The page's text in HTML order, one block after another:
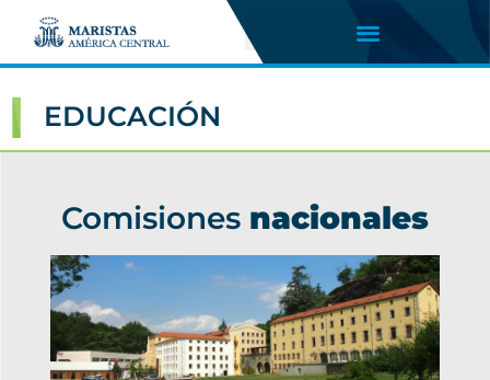
EDUCACIÓN
Comisiones nacionales